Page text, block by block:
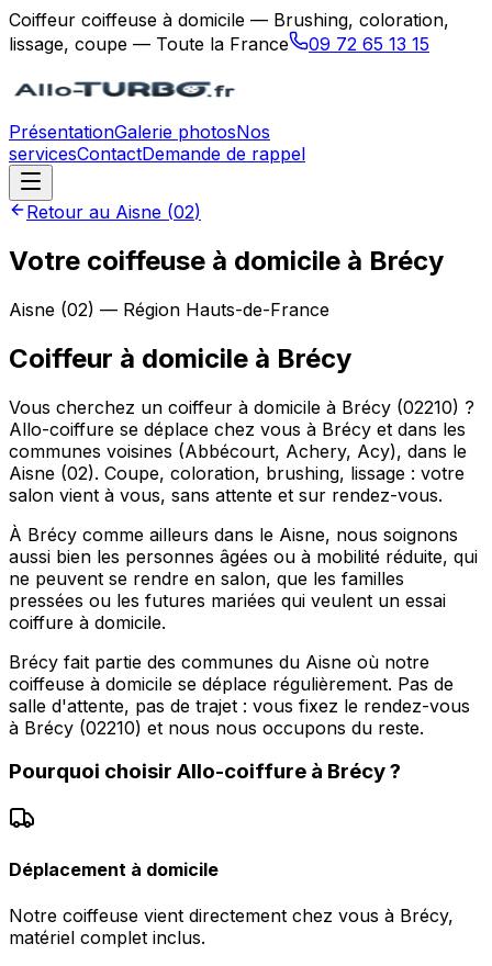
Coiffeur coiffeuse à domicile — Brushing, coloration,
lissage, coupe — Toute la France
09 72 65 13 15
PrésentationGalerie photosNos
servicesContactDemande de rappel
Retour au Aisne (02)
Votre coiffeuse à domicile à Brécy
Aisne (02) — Région Hauts-de-France
Coiffeur à domicile à Brécy
Vous cherchez un coiffeur à domicile à Brécy (02210) ?
Allo-coiffure se déplace chez vous à Brécy et dans les
communes voisines (Abbécourt, Achery, Acy), dans le
Aisne (02). Coupe, coloration, brushing, lissage : votre
salon vient à vous, sans attente et sur rendez-vous.
À Brécy comme ailleurs dans le Aisne, nous soignons
aussi bien les personnes âgées ou à mobilité réduite, qui
ne peuvent se rendre en salon, que les familles
pressées ou les futures mariées qui veulent un essai
coiffure à domicile.
Brécy fait partie des communes du Aisne où notre
coiffeuse à domicile se déplace régulièrement. Pas de
salle d'attente, pas de trajet : vous fixez le rendez-vous
à Brécy (02210) et nous nous occupons du reste.
Pourquoi choisir Allo-coiffure à Brécy?
Déplacement à domicile
Notre coiffeuse vient directement chez vous à Brécy,
matériel complet inclus.